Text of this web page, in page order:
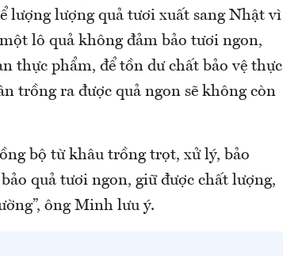
lượng lượng quả tươi xuất sang Nhật vì
lô quả không đảm bảo tươi ngon,
thực phẩm, để tồn dư chất bảo vệ thực
trồng ra được quả ngon sẽ không còn
bộ từ khâu trồng trọt, xử lý, bảo
quả tươi ngon, giữ được chất lượng,
ông Minh lưu ý.